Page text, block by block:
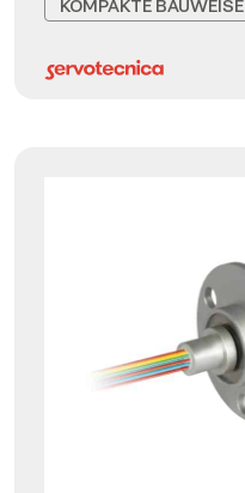
KOMPAKTE BAUWEISE